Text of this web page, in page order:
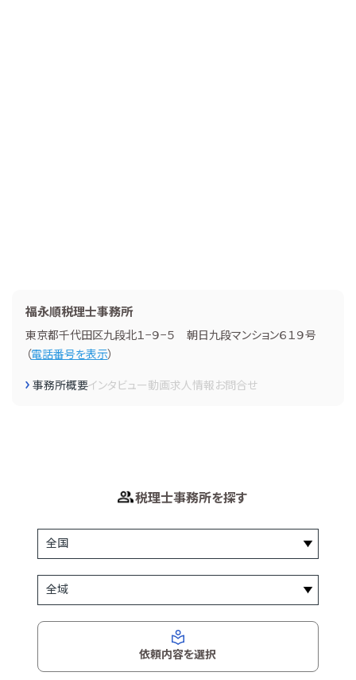
福永順税理士事務所
東京都千代田区九段北１−９−５ 朝日九段マンション６１９号
（電話番号を表示）
事務所概要インタビュー動画求人情報お問合せ
税理士事務所を探す
依頼内容を選択